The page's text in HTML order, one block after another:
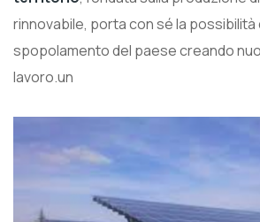
rinnovabile, porta con sé la
spopolamento del paese creando
lavoro.un